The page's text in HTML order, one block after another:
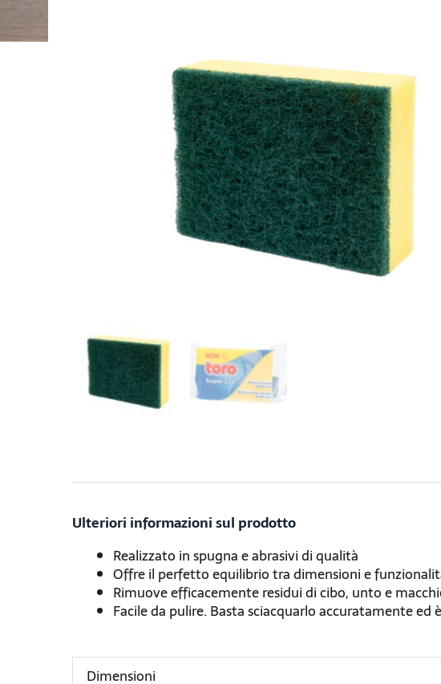
Ulteriori informazioni sul prodotto
Realizzato in spugna e abrasivi di qualità
Offre il perfetto equilibrio tra dimensioni e
Rimuove efficacemente residui di cibo, unto e
Facile da pulire. Basta sciacquarlo accuratamente
Dimensioni